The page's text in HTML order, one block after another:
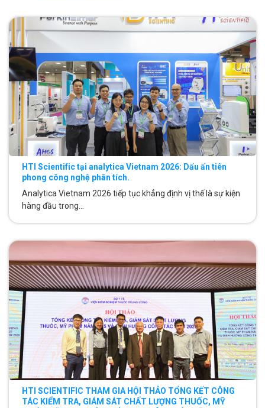
HTI Scientific tại analytica Vietnam 2026: Dấu ấn tiên
phong công nghệ phân tích.
Analytica Vietnam 2026 tiếp tục khẳng định vị thế là sự kiện
hàng đầu trong...
HTI SCIENTIFIC THAM GIA HỘI THẢO TỔNG KẾT CÔNG
TÁC KIỂM TRA, GIÁM SÁT CHẤT LƯỢNG THUỐC, MỸ